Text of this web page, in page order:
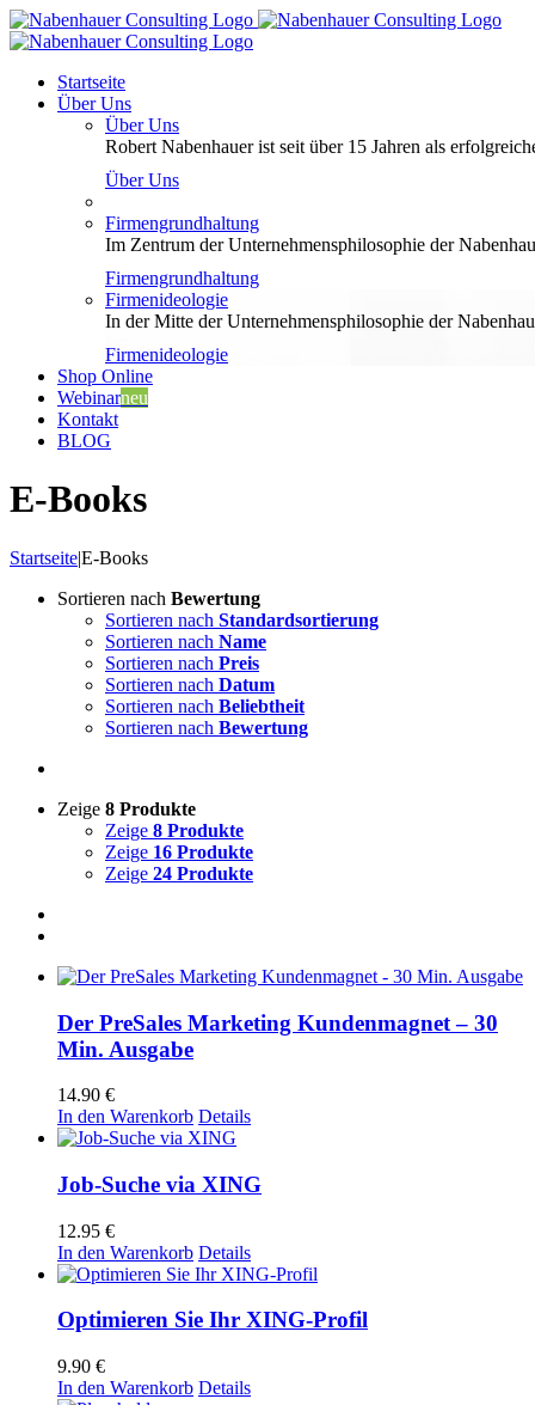
Zum
Inhalt
Startseite
Über Uns
Über Uns
Robert Nabenhauer ist seit über 15 Jahren als
Über Uns
Firmengrundhaltung
Im Zentrum der Unternehmensphilosophie der
Firmengrundhaltung
Firmenideologie
In der Mitte der Unternehmensphilosophie der
Firmenideologie
Shop Online
Webinarneu
Kontakt
BLOG
E-Books
Startseite|E-Books
Sortieren nach Bewertung
Sortieren nach Standardsortierung
Sortieren nach Name
Sortieren nach Preis
Sortieren nach Datum
Sortieren nach Beliebtheit
Sortieren nach Bewertung
Zeige 8 Produkte
Zeige 8 Produkte
Zeige 16 Produkte
Zeige 24 Produkte
Der PreSales Marketing Kundenmagnet – 30
Min. Ausgabe
14.90 €
In den Warenkorb Details
Job-Suche via XING
12.95 €
In den Warenkorb Details
Optimieren Sie Ihr XING-Profil
9.90 €
In den Warenkorb Details